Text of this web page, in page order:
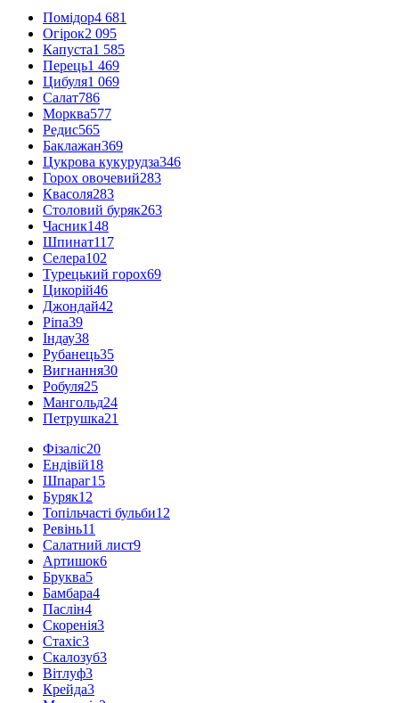
Помідор4 681
Огірок2 095
Капуста1 585
Перець1 469
Цибуля1 069
Салат786
Морква577
Редис565
Баклажан369
Цукрова кукурудза346
Горох овочевий283
Квасоля283
Столовий буряк263
Часник148
Шпинат117
Селера102
Турецький горох69
Цикорій46
Джондай42
Ріпа39
Індау38
Рубанець35
Вигнання30
Робуля25
Мангольд24
Петрушка21
Фізаліс20
Ендівій18
Шпараг15
Буряк12
Топільчасті бульби12
Ревінь11
Салатний лист9
Артишок6
Бруква5
Бамбара4
Паслін4
Скоренія3
Стахіс3
Скалозуб3
Вітлуф3
Крейда3